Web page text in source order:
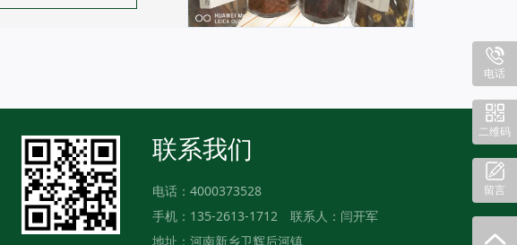
联系我们
电话：4000373528
手机：135-2613-1712联系人：闫开军
地址：河南新乡卫辉后河镇
电话
二维码
留言